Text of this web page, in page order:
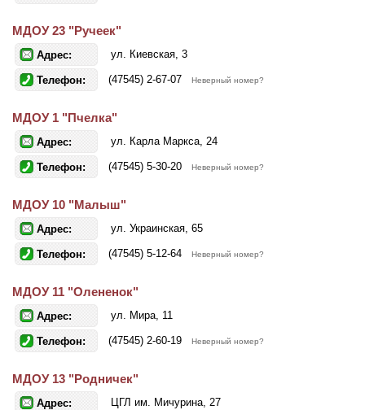
МДОУ 23 "Ручеек"
Адрес: ул. Киевская, 3
Телефон: (47545) 2-67-07 Неверный номер?
МДОУ 1 "Пчелка"
Адрес: ул. Карла Маркса, 24
Телефон: (47545) 5-30-20 Неверный номер?
МДОУ 10 "Малыш"
Адрес: ул. Украинская, 65
Телефон: (47545) 5-12-64 Неверный номер?
МДОУ 11 "Олененок"
Адрес: ул. Мира, 11
Телефон: (47545) 2-60-19 Неверный номер?
МДОУ 13 "Родничек"
Адрес: ЦГЛ им. Мичурина, 27